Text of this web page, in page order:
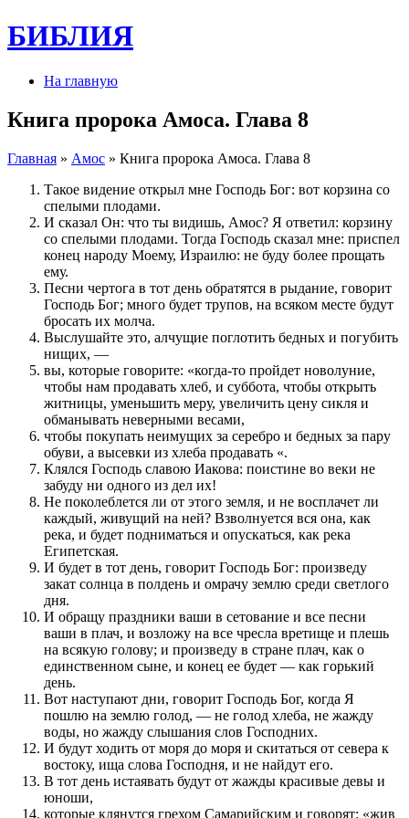
БИБЛИЯ
На главную
Книга пророка Амоса. Глава 8
Главная » Амос » Книга пророка Амоса. Глава 8
Такое видение открыл мне Господь Бог: вот корзина со
спелыми плодами.
И сказал Он: что ты видишь, Амос? Я ответил: корзину
со спелыми плодами. Тогда Господь сказал мне: приспел
конец народу Моему, Израилю: не буду более прощать
ему.
Песни чертога в тот день обратятся в рыдание, говорит
Господь Бог; много будет трупов, на всяком месте будут
бросать их молча.
Выслушайте это, алчущие поглотить бедных и погубить
нищих, —
вы, которые говорите: «когда-то пройдет новолуние,
чтобы нам продавать хлеб, и суббота, чтобы открыть
житницы, уменьшить меру, увеличить цену сикля и
обманывать неверными весами,
чтобы покупать неимущих за серебро и бедных за пару
обуви, а высевки из хлеба продавать «.
Клялся Господь славою Иакова: поистине во веки не
забуду ни одного из дел их!
Не поколеблется ли от этого земля, и не восплачет ли
каждый, живущий на ней? Взволнуется вся она, как
река, и будет подниматься и опускаться, как река
Египетская.
И будет в тот день, говорит Господь Бог: произведу
закат солнца в полдень и омрачу землю среди светлого
дня.
И обращу праздники ваши в сетование и все песни
ваши в плач, и возложу на все чресла вретище и плешь
на всякую голову; и произведу в стране плач, как о
единственном сыне, и конец ее будет — как горький
день.
Вот наступают дни, говорит Господь Бог, когда Я
пошлю на землю голод, — не голод хлеба, не жажду
воды, но жажду слышания слов Господних.
И будут ходить от моря до моря и скитаться от севера к
востоку, ища слова Господня, и не найдут его.
В тот день истаявать будут от жажды красивые девы и
юноши,
которые клянутся грехом Самарийским и говорят: «жив